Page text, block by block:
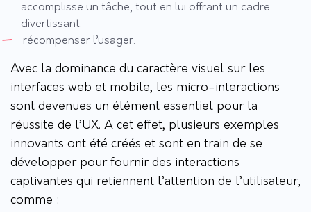
accomplisse un tâche, tout en lui offrant un cadre
divertissant.
récompenser l’usager.
Avec la dominance du caractère visuel sur les
interfaces web et mobile, les micro-interactions
sont devenues un élément essentiel pour la
réussite de l’UX. A cet effet, plusieurs exemples
innovants ont été créés et sont en train de se
développer pour fournir des interactions
captivantes qui retiennent l’attention de l’utilisateur,
comme :